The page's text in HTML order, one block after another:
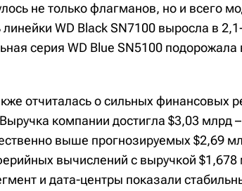
не только флагманов, но и всего
WD Black SN7100 выросла в
серия WD Blue SN5100 подорожала
отчиталась о сильных финансовых
компании достигла $3,03 млрд
выше прогнозируемых $2,69
вычислений с выручкой $1,678
и дата-центры показали